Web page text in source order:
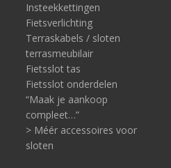
Insteekkettingen
Fietsverlichting
Terraskabels / sloten
terrasmeubilair
Fietsslot tas
Fietsslot onderdelen
“Maak je aankoop
compleet…”
> Méér accessoires voor
sloten